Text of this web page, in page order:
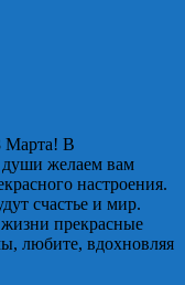
Марта! В
желаем вам
настроения.
счастье и мир.
прекрасные
любите, вдохновляя